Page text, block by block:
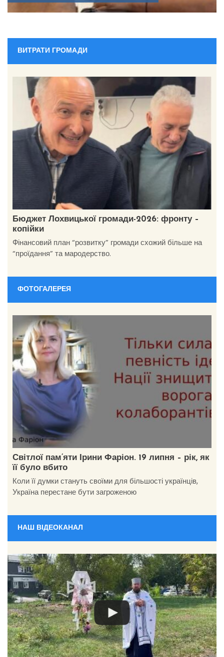
ВИТРАТИ ГРОМАДИ
Бюджет Лохвицької громади-2026: фронту –
копійки
Фінансовий план “розвитку” громади схожий більше на
“проїдання” та мародерство.
ФОТОГАЛЕРЕЯ
Світлої пам’яти Ірини Фаріон. 19 липня – рік, як
її було вбито
Коли її думки стануть своїми для більшості українців,
Україна перестане бути загроженою
НАШ ВІДЕОКАНАЛ